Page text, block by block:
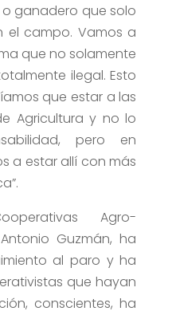
ganadero que solo
el campo. Vamos a
que no solamente
ilegal. Esto
que estar a las
Agricultura y no lo
pero en
a estar allí con más
Agro-
Guzmán, ha
al paro y ha
que hayan
conscientes, ha